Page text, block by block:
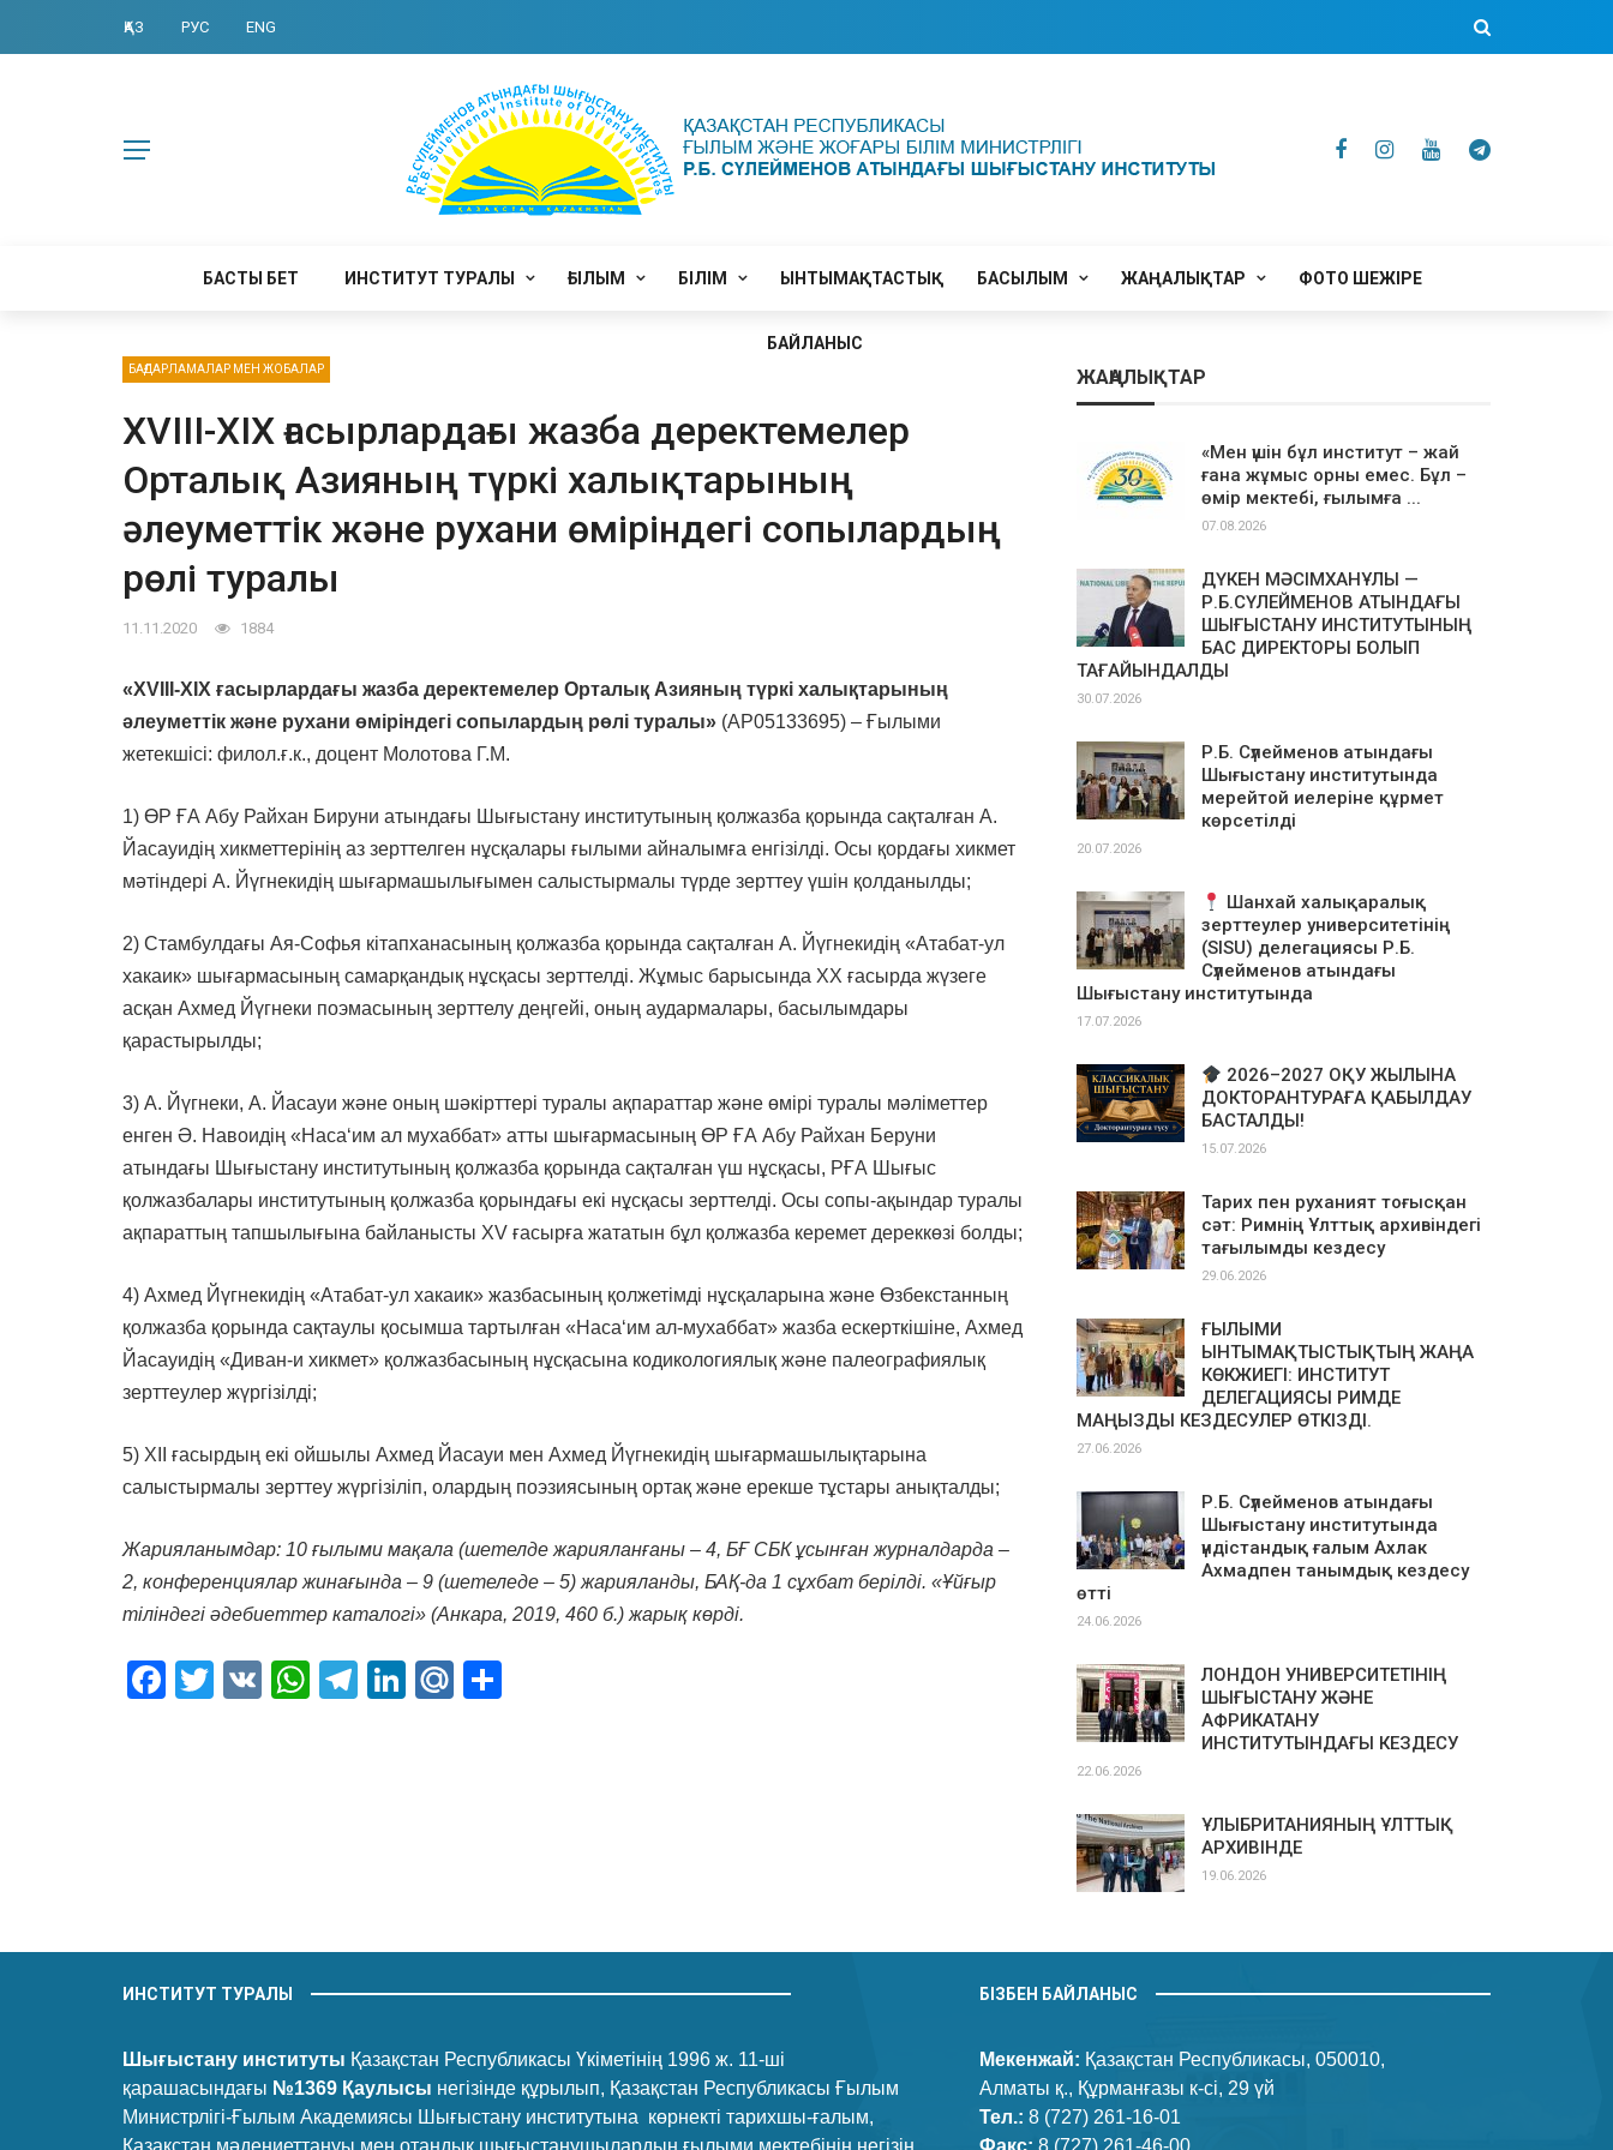
ҚАЗ РУС ENG
БАСТЫ БЕТ ИНСТИТУТ ТУРАЛЫ ҒЫЛЫМ БІЛІМ ЫНТЫМАҚТАСТЫҚ БАСЫЛЫМ ЖАҢАЛЫҚТАР ФОТО ШЕЖІРЕ
БАЙЛАНЫС
БАҒДАРЛАМАЛАР МЕН ЖОБАЛАР
XVIII-XIX ғасырлардағы жазба деректемелер
Орталық Азияның түркі халықтарының
әлеуметтік және рухани өміріндегі сопылардың
рөлі туралы
11.11.2020 1884
«XVIII-XIX ғасырлардағы жазба деректемелер Орталық Азияның түркі халықтарының
әлеуметтік және рухани өміріндегі сопылардың рөлі туралы» (AP05133695) – Ғылыми
жетекшісі: филол.ғ.к., доцент Молотова Г.М.
1) ӨР ҒА Абу Райхан Бируни атындағы Шығыстану институтының қолжазба қорында сақталған А.
Йасауидің хикметтерінің аз зерттелген нұсқалары ғылыми айналымға енгізілді. Осы қордағы хикмет
мәтіндері А. Йүгнекидің шығармашылығымен салыстырмалы түрде зерттеу үшін қолданылды;
2) Стамбулдағы Ая-Софья кітапханасының қолжазба қорында сақталған А. Йүгнекидің «Атабат-ул
хакаик» шығармасының самарқандық нұсқасы зерттелді. Жұмыс барысында ХХ ғасырда жүзеге
асқан Ахмед Йүгнеки поэмасының зерттелу деңгейі, оның аудармалары, басылымдары
қарастырылды;
3) А. Йүгнеки, А. Йасауи және оның шәкірттері туралы ақпараттар және өмірі туралы мәліметтер
енген Ә. Навоидің «Насаʻим ал мухаббат» атты шығармасының ӨР ҒА Абу Райхан Беруни
атындағы Шығыстану институтының қолжазба қорында сақталған үш нұсқасы, РҒА Шығыс
қолжазбалары институтының қолжазба қорындағы екі нұсқасы зерттелді. Осы сопы-ақындар туралы
ақпараттың тапшылығына байланысты XV ғасырға жататын бұл қолжазба керемет дереккөзі болды;
4) Ахмед Йүгнекидің «Атабат-ул хакаик» жазбасының қолжетімді нұсқаларына және Өзбекстанның
қолжазба қорында сақтаулы қосымша тартылған «Насаʻим ал-мухаббат» жазба ескерткішіне, Ахмед
Йасауидің «Диван-и хикмет» қолжазбасының нұсқасына кодикологиялық және палеографиялық
зерттеулер жүргізілді;
5) ХІІ ғасырдың екі ойшылы Ахмед Йасауи мен Ахмед Йүгнекидің шығармашылықтарына
салыстырмалы зерттеу жүргізіліп, олардың поэзиясының ортақ және ерекше тұстары анықталды;
Жарияланымдар: 10 ғылыми мақала (шетелде жарияланғаны – 4, БҒ СБК ұсынған журналдарда –
2, конференциялар жинағында – 9 (шетеледе – 5) жарияланды, БАҚ-да 1 сұхбат берілді. «Ұйғыр
тіліндегі әдебиеттер каталогі» (Анкара, 2019, 460 б.) жарық көрді.
Facebook
Twitter
VK WhatsApp
Telegram
LinkedIn
Mail.Ru
ЖАҢАЛЫҚТАР
«Мен үшін бұл институт – жай
ғана жұмыс орны емес. Бұл –
өмір мектебі, ғылымға ...
07.08.2026
ДҮКЕН МӘСІМХАНҰЛЫ —
Р.Б.СҮЛЕЙМЕНОВ АТЫНДАҒЫ
ШЫҒЫСТАНУ ИНСТИТУТЫНЫҢ
БАС ДИРЕКТОРЫ БОЛЫП
ТАҒАЙЫНДАЛДЫ
30.07.2026
Р.Б. Сүлейменов атындағы
Шығыстану институтында
мерейтой иелеріне құрмет
көрсетілді
20.07.2026
Шанхай халықаралық
зерттеулер университетінің
(SISU) делегациясы Р.Б.
Сүлейменов атындағы
Шығыстану институтында
17.07.2026
2026–2027 ОҚУ ЖЫЛЫНА
ДОКТОРАНТУРАҒА ҚАБЫЛДАУ
БАСТАЛДЫ!
15.07.2026
Тарих пен руханият тоғысқан
сәт: Римнің Ұлттық архивіндегі
тағылымды кездесу
29.06.2026
ҒЫЛЫМИ
ЫНТЫМАҚТЫСТЫҚТЫҢ ЖАҢА
КӨКЖИЕГІ: ИНСТИТУТ
ДЕЛЕГАЦИЯСЫ РИМДЕ
МАҢЫЗДЫ КЕЗДЕСУЛЕР ӨТКІЗДІ.
27.06.2026
Р.Б. Сүлейменов атындағы
Шығыстану институтында
үндістандық ғалым Ахлак
Ахмадпен танымдық кездесу
өтті
24.06.2026
ЛОНДОН УНИВЕРСИТЕТІНІҢ
ШЫҒЫСТАНУ ЖӘНЕ
АФРИКАТАНУ
ИНСТИТУТЫНДАҒЫ КЕЗДЕСУ
22.06.2026
ҰЛЫБРИТАНИЯНЫҢ ҰЛТТЫҚ
АРХИВІНДЕ
19.06.2026
ИНСТИТУТ ТУРАЛЫ
Шығыстану институты Қазақстан Республикасы Үкіметінің 1996 ж. 11-ші
қарашасындағы №1369 Қаулысы негізінде құрылып, Қазақстан Республикасы Ғылым
Министрлігі-Ғылым Академиясы Шығыстану институтына көрнекті тарихшы-ғалым,
Қазақстан мәдениеттануы мен отандық шығыстанушылардың ғылыми мектебінің негізін
БІЗБЕН БАЙЛАНЫС
Мекенжай: Қазақстан Республикасы, 050010,
Алматы қ., Құрманғазы к-сі, 29 үй
Тел.: 8 (727) 261-16-01
Факс: 8 (727) 261-46-00